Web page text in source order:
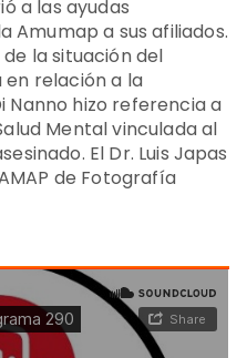
a las ayudas
Amumap a sus afiliados.
la situación del
en relación a la
Nanno hizo referencia a
Mental vinculada al
El Dr. Luis Japas
de Fotografía